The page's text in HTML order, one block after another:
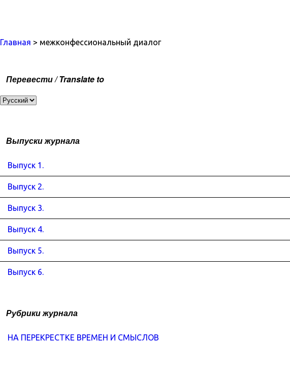
Главная > межконфессиональный диалог
Перевести / Translate to
Выпуски журнала
Выпуск 1.
Выпуск 2.
Выпуск 3.
Выпуск 4.
Выпуск 5.
Выпуск 6.
Рубрики журнала
НА ПЕРЕКРЕСТКЕ ВРЕМЕН И СМЫСЛОВ